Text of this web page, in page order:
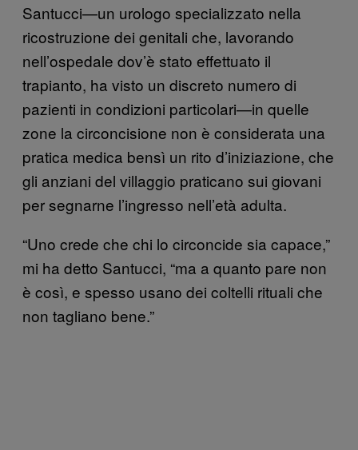
Santucci—un urologo specializzato nella
ricostruzione dei genitali che, lavorando
nell’ospedale dov’è stato effettuato il
trapianto, ha visto un discreto numero di
pazienti in condizioni particolari—in quelle
zone la circoncisione non è considerata una
pratica medica bensì un rito d’iniziazione, che
gli anziani del villaggio praticano sui giovani
per segnarne l’ingresso nell’età adulta.
“Uno crede che chi lo circoncide sia capace,”
mi ha detto Santucci, “ma a quanto pare non
è così, e spesso usano dei coltelli rituali che
non tagliano bene.”